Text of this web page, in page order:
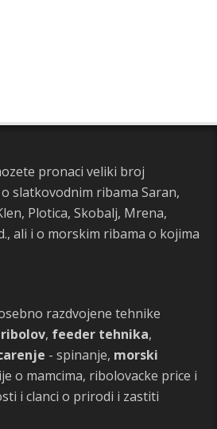
pronaci veliki broj
slatkovodnim ribama Saran,
Plotica, Skobalj, Mrena,
ali i o morskim ribama o kojima
razdvojene tehnike
, feeder tehnika,
- spinanje, morski
o mamcima, ribolovacke price i
i clanci o prirodi i zastiti